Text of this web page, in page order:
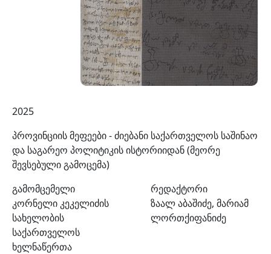
2025
პროვინციის მეფეები - ძიებანი საქართველოს საშინაო
და საგარეო პოლიტიკის ისტორიიდან (მეორე
შევსებული გამოცემა)
გამომცემელი
კორნელი კეკელიძის
სახელობის
საქართველოს
ხელნაწერთა
რედაქტორი
ზაალ აბაშიძე, მარიამ
ლორთქიფანიძე